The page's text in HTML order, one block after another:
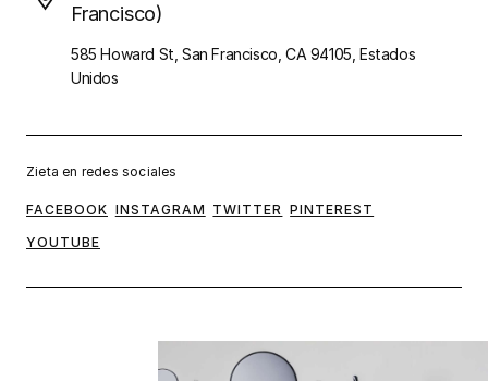
Francisco)
585 Howard St, San Francisco, CA 94105, Estados
Unidos
Zieta en redes sociales
FACEBOOK INSTAGRAM TWITTER PINTEREST
YOUTUBE